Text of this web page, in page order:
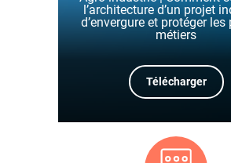
l’architecture d’un projet
d’envergure et protéger les
métiers
Télécharger